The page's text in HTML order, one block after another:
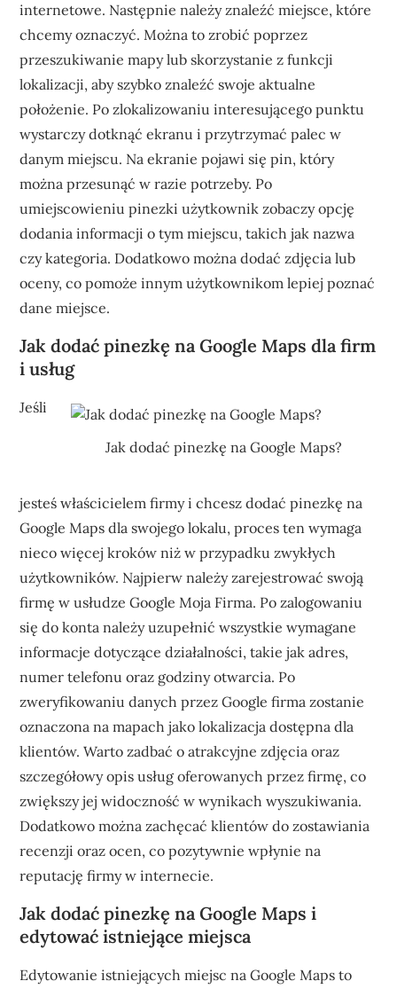
internetowe. Następnie należy znaleźć miejsce, które
chcemy oznaczyć. Można to zrobić poprzez
przeszukiwanie mapy lub skorzystanie z funkcji
lokalizacji, aby szybko znaleźć swoje aktualne
położenie. Po zlokalizowaniu interesującego punktu
wystarczy dotknąć ekranu i przytrzymać palec w
danym miejscu. Na ekranie pojawi się pin, który
można przesunąć w razie potrzeby. Po
umiejscowieniu pinezki użytkownik zobaczy opcję
dodania informacji o tym miejscu, takich jak nazwa
czy kategoria. Dodatkowo można dodać zdjęcia lub
oceny, co pomoże innym użytkownikom lepiej poznać
dane miejsce.
Jak dodać pinezkę na Google Maps dla firm
i usług
Jak dodać pinezkę na Google Maps?
Jeśli
jesteś właścicielem firmy i chcesz dodać pinezkę na
Google Maps dla swojego lokalu, proces ten wymaga
nieco więcej kroków niż w przypadku zwykłych
użytkowników. Najpierw należy zarejestrować swoją
firmę w usłudze Google Moja Firma. Po zalogowaniu
się do konta należy uzupełnić wszystkie wymagane
informacje dotyczące działalności, takie jak adres,
numer telefonu oraz godziny otwarcia. Po
zweryfikowaniu danych przez Google firma zostanie
oznaczona na mapach jako lokalizacja dostępna dla
klientów. Warto zadbać o atrakcyjne zdjęcia oraz
szczegółowy opis usług oferowanych przez firmę, co
zwiększy jej widoczność w wynikach wyszukiwania.
Dodatkowo można zachęcać klientów do zostawiania
recenzji oraz ocen, co pozytywnie wpłynie na
reputację firmy w internecie.
Jak dodać pinezkę na Google Maps i
edytować istniejące miejsca
Edytowanie istniejących miejsc na Google Maps to